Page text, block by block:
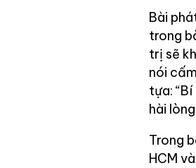
Bài
trong
trị sẽ
nói
tựa:
hài
Trong
HCM